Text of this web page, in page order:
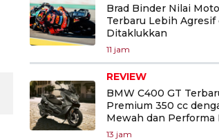
Brad Binder Nilai
Terbaru Lebih Agresif
Ditaklukkan
11 jam
REVIEW
BMW C400 GT
Premium 350 cc
Mewah dan Performa
13 jam